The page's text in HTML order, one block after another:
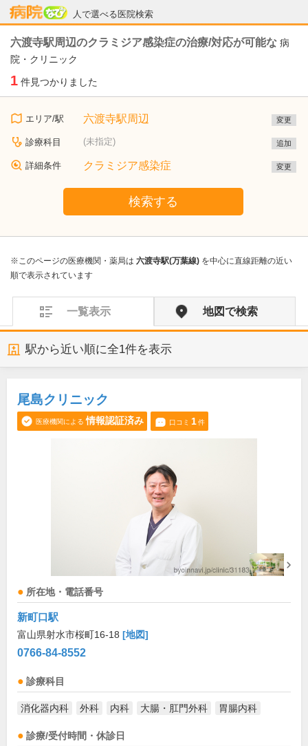
人で選べる医院検索
病院なび
六渡寺駅周辺のクラミジア感染症の治療/対応が可能な 病
院・クリニック
1 件見つかりました
エリア/駅 六渡寺駅周辺 変更
診療科目 (未指定) 追加
詳細条件 クラミジア感染症 変更
検索する
※このページの医療機関・薬局は 六渡寺駅(万葉線) を中心に直線距離の近い
順で表示されています
一覧表示 地図で検索
駅から近い順に全1件を表示
尾島クリニック
医療機関による 情報認証済み 口コミ 1件
所在地・電話番号
新町口駅
富山県射水市桜町16-18 [地図]
0766-84-8552
診療科目
消化器内科 外科 内科 大腸・肛門外科 胃腸内科
診療/受付時間・休診日